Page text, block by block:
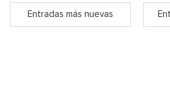
Entradas más nuevas